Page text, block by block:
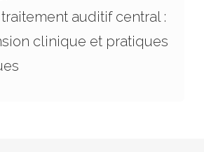
auditif central :
clinique et pratiques